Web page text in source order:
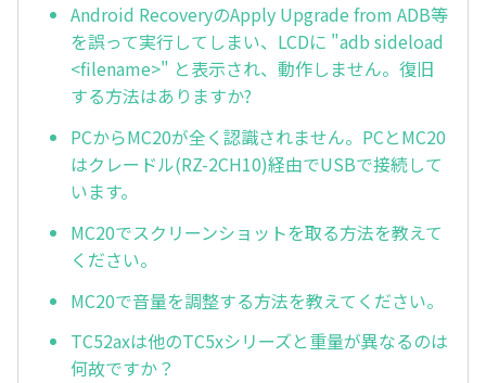
Android RecoveryのApply Upgrade from ADB等
を誤って実行してしまい、LCDに "adb sideload
<filename>" と表示され、動作しません。復旧
する方法はありますか?
PCからMC20が全く認識されません。PCとMC20
はクレードル(RZ-2CH10)経由でUSBで接続して
います。
MC20でスクリーンショットを取る方法を教えて
ください。
MC20で音量を調整する方法を教えてください。
TC52axは他のTC5xシリーズと重量が異なるのは
何故ですか？